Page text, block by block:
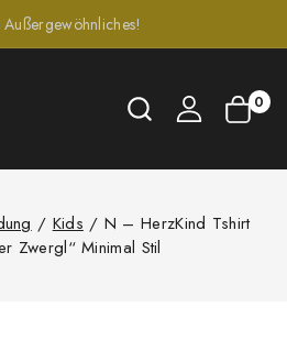
Außergewöhnliches!
0
/ Kids / N – HerzKind Tshirt
Zwergl“ Minimal Stil